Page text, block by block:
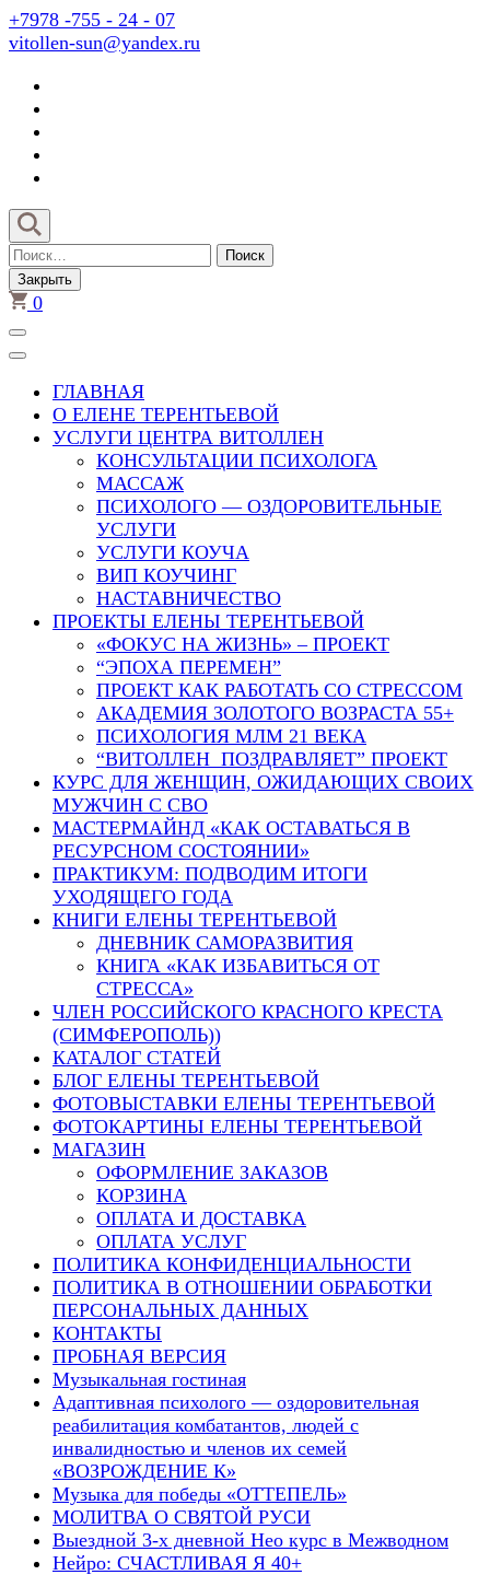
Перейти
к
(нажмите
Enter)
+7978 -755 - 24 - 07
vitollen-sun@yandex.ru
Найти:
Закрыть
0
ГЛАВНАЯ
О ЕЛЕНЕ ТЕРЕНТЬЕВОЙ
УСЛУГИ ЦЕНТРА ВИТОЛЛЕН
КОНСУЛЬТАЦИИ ПСИХОЛОГА
МАССАЖ
ПСИХОЛОГО — ОЗДОРОВИТЕЛЬНЫЕ
УСЛУГИ
УСЛУГИ КОУЧА
ВИП КОУЧИНГ
НАСТАВНИЧЕСТВО
ПРОЕКТЫ ЕЛЕНЫ ТЕРЕНТЬЕВОЙ
«ФОКУС НА ЖИЗНЬ» – ПРОЕКТ
“ЭПОХА ПЕРЕМЕН”
ПРОЕКТ КАК РАБОТАТЬ СО СТРЕССОМ
АКАДЕМИЯ ЗОЛОТОГО ВОЗРАСТА 55+
ПСИХОЛОГИЯ МЛМ 21 ВЕКА
“ВИТОЛЛЕН ПОЗДРАВЛЯЕТ” ПРОЕКТ
КУРС ДЛЯ ЖЕНЩИН, ОЖИДАЮЩИХ СВОИХ
МУЖЧИН С СВО
МАСТЕРМАЙНД «КАК ОСТАВАТЬСЯ В
РЕСУРСНОМ СОСТОЯНИИ»
ПРАКТИКУМ: ПОДВОДИМ ИТОГИ
УХОДЯЩЕГО ГОДА
КНИГИ ЕЛЕНЫ ТЕРЕНТЬЕВОЙ
ДНЕВНИК САМОРАЗВИТИЯ
КНИГА «КАК ИЗБАВИТЬСЯ ОТ
СТРЕССА»
ЧЛЕН РОССИЙСКОГО КРАСНОГО КРЕСТА
(СИМФЕРОПОЛЬ))
КАТАЛОГ СТАТЕЙ
БЛОГ ЕЛЕНЫ ТЕРЕНТЬЕВОЙ
ФОТОВЫСТАВКИ ЕЛЕНЫ ТЕРЕНТЬЕВОЙ
ФОТОКАРТИНЫ ЕЛЕНЫ ТЕРЕНТЬЕВОЙ
МАГАЗИН
ОФОРМЛЕНИЕ ЗАКАЗОВ
КОРЗИНА
ОПЛАТА И ДОСТАВКА
ОПЛАТА УСЛУГ
ПОЛИТИКА КОНФИДЕНЦИАЛЬНОСТИ
ПОЛИТИКА В ОТНОШЕНИИ ОБРАБОТКИ
ПЕРСОНАЛЬНЫХ ДАННЫХ
КОНТАКТЫ
ПРОБНАЯ ВЕРСИЯ
Музыкальная гостиная
Адаптивная психолого — оздоровительная
реабилитация комбатантов, людей с
инвалидностью и членов их семей
«ВОЗРОЖДЕНИЕ К»
Музыка для победы «ОТТЕПЕЛЬ»
МОЛИТВА О СВЯТОЙ РУСИ
Выездной 3-х дневной Нео курс в Межводном
Нейро: СЧАСТЛИВАЯ Я 40+